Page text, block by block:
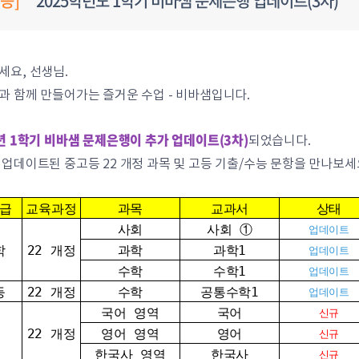
요, 선생님.
함께 만들어가는 즐거운 수업 - 비바샘입니다.
1학기 비바샘 문제은행이 추가 업데이트(3차)되었습니다.
데이트된 중고등 22 개정 과목 및 고등 기출/수능 문항을 만나보세
교육과정 과목 교과서 상태
22 개정
사회 사회 ① 업데이트
과학 과학1 업데이트
수학 수학1 업데이트
22 개정 수학 공통수학1 업데이트
22 개정
국어 영역 국어 신규
영어 영역 영어 신규
한국사 영역 한국사 신규